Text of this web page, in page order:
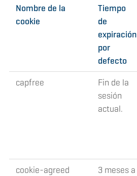
Nombre de la
cookie
Tiempo
de
expiración
por
defecto
capfree
Fin de la
sesión
actual.
cookie-agreed
3 meses a